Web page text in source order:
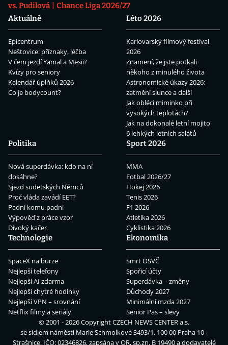
vs. Pudilová
Chance Liga 2026/27
Aktuálně
Epicentrum
Neštovice: příznaky, léčba
V čem jezdí Yamal a Mesii?
Kvízy pro seniory
Kalendář úplňků 2026
Co je bodycount?
Léto 2026
Karlovarský filmový festival
2026
Znamení, že jste potkali
někoho z minulého života
Astronomické úkazy 2026:
zatmění slunce a další
Jak obléci miminko při
vysokých teplotách?
Jak na dokonalé letní mojito
6 lehkých letních salátů
Politika
Nová superdávka: kdo na ní
dosáhne?
Sjezd sudetských Němců
Proč vláda zavádí EET?
Padni komu padni
Výpověď z práce vzor
Divoký kačer
Sport 2026
MMA
Fotbal 2026/27
Hokej 2026
Tenis 2026
F1 2026
Atletika 2026
Cyklistika 2026
Technologie
SpaceX na burze
Nejlepší telefony
Nejlepší AI zdarma
Nejlepší chytré hodinky
Nejlepší VPN – srovnání
Netflix filmy a seriály
Ekonomika
Smrt OSVČ
Spořicí účty
Superdávka – změny
Důchody 2027
Minimální mzda 2027
Senior Pas – slevy
© 2001 - 2026 CopyrightCZECH NEWS CENTER a.s.
se sídlem náměstí Marie Schmolkové 3493/1, 100 00 Praha 10 -
Strašnice, IČO: 02346826, zapsána v OR, sp.zn. B 19490 a dodavatelé